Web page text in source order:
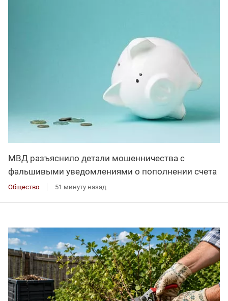
МВД разъяснило детали мошенничества с
фальшивыми уведомлениями о пополнении счета
Общество 51 минуту назад